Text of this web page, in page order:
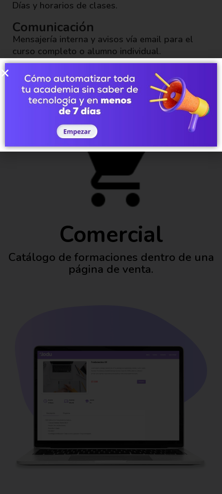
Días y horarios de clases.
Comunicación
Mensajería interna y avisos vía email para el
curso completo o alumno individual.
Comercial
Catálogo de formaciones dentro de una
página de venta.